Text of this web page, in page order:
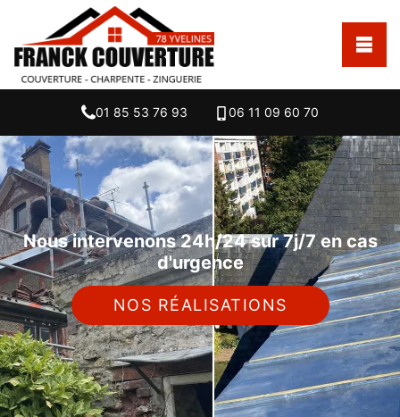
01 85 53 76 93 06 11 09 60 70
Nous intervenons 24h/24 sur 7j/7 en cas
d'urgence
NOS RÉALISATIONS